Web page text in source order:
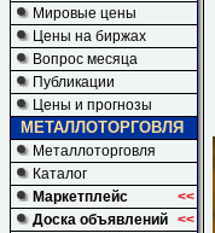
Мировые цены
Цены на биржах
Вопрос месяца
Публикации
Цены и прогнозы
МЕТАЛЛОТОРГОВЛЯ
Металлоторговля
Каталог
Маркетплейс
<<
Доска объявлений <<